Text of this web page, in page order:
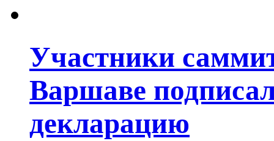
Участники
Варшаве
декларацию